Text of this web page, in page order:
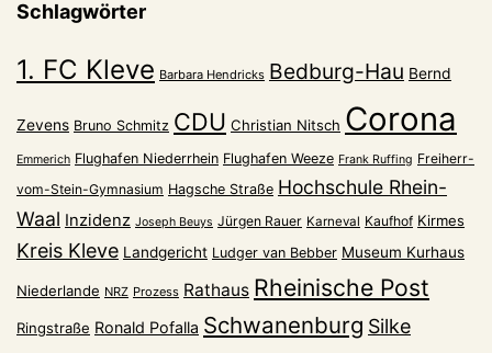
Schlagwörter
1. FC Kleve Barbara Hendricks Bedburg-Hau Bernd
Zevens Bruno Schmitz CDU Christian Nitsch Corona
Emmerich Flughafen Niederrhein Flughafen Weeze Frank Ruffing Freiherr-
vom-Stein-Gymnasium Hagsche Straße Hochschule Rhein-
Waal Inzidenz Joseph Beuys Jürgen Rauer Karneval Kaufhof Kirmes
Kreis Kleve Landgericht Ludger van Bebber Museum Kurhaus
Niederlande NRZ Prozess Rathaus Rheinische Post
Ringstraße Ronald Pofalla Schwanenburg Silke